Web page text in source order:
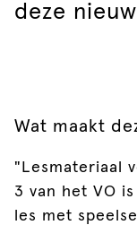
deze
Wat maakt
"Lesmateriaal
3 van het VO
les met